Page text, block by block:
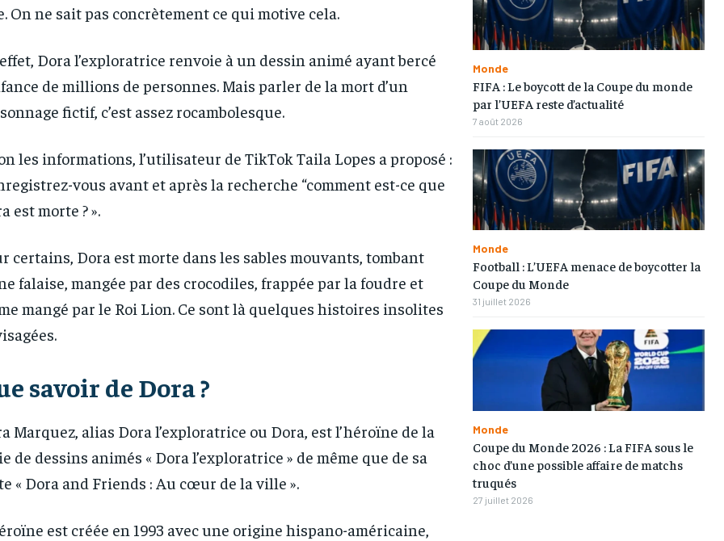
RECOMMENDED
RECOMMENDED
On ne sait pas concrètement ce qui motive cela.
Dora l’exploratrice renvoie à un dessin animé ayant bercé
de millions de personnes. Mais parler de la mort d’un
fictif, c’est assez rocambolesque.
les informations, l’utilisateur de TikTok Taila Lopes a proposé :
vous avant et après la recherche “comment est-ce que
est morte ? ».
certains, Dora est morte dans les sables mouvants, tombant
falaise, mangée par des crocodiles, frappée par la foudre et
mangé par le Roi Lion. Ce sont là quelques histoires insolites
savoir de Dora ?
Marquez, alias Dora l’exploratrice ou Dora, est l’héroïne de la
de dessins animés « Dora l’exploratrice » de même que de sa
« Dora and Friends : Au cœur de la ville ».
est créée en 1993 avec une origine hispano-américaine,
Monde
FIFA : Le boycott de la Coupe du monde
par l’UEFA reste d’actualité
7 août 2026
Monde
Football : L’UEFA menace de boycotter la
Coupe du Monde
31 juillet 2026
Monde
Coupe du Monde 2026 : La FIFA sous le
choc d’une possible affaire de matchs
truqués
27 juillet 2026